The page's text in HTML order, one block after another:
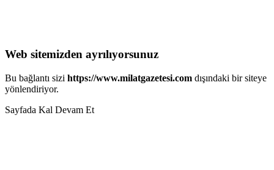
Web sitemizden ayrılıyorsunuz
Bu bağlantı sizi https://www.milatgazetesi.com dışındaki bir siteye
yönlendiriyor.
Sayfada Kal Devam Et